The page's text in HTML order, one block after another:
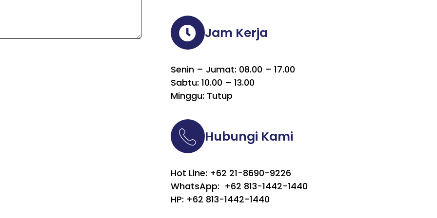
Jam Kerja
Senin – Jumat: 08.00 – 17.00
Sabtu: 10.00 – 13.00
Minggu: Tutup
Hubungi Kami
Hot Line: +62 21-8690-9226
WhatsApp: +62 813-1442-1440
HP: +62 813-1442-1440